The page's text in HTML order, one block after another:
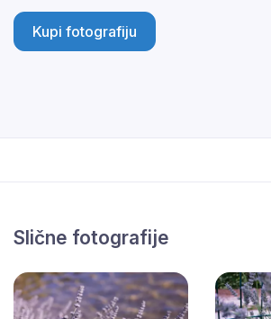
Kupi fotografiju
Slične fotografije